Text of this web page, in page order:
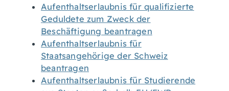
Aufenthaltserlaubnis für qualifizierte
Geduldete zum Zweck der
Beschäftigung beantragen
Aufenthaltserlaubnis für
Staatsangehörige der Schweiz
beantragen
Aufenthaltserlaubnis für Studierende